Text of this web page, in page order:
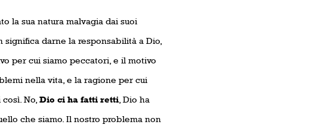
la sua natura malvagia dai suoi
darne la responsabilità a Dio,
per cui siamo peccatori, e il motivo
nella vita, e la ragione per cui
No, Dio ci ha fatti retti, Dio ha
che siamo. Il nostro problema non